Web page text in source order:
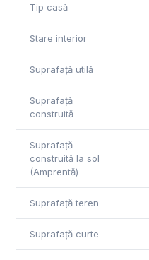
Tip casă
Stare interior
Suprafață utilă
Suprafață
construită
Suprafață
construită la sol
(Amprentă)
Suprafață teren
Suprafață curte